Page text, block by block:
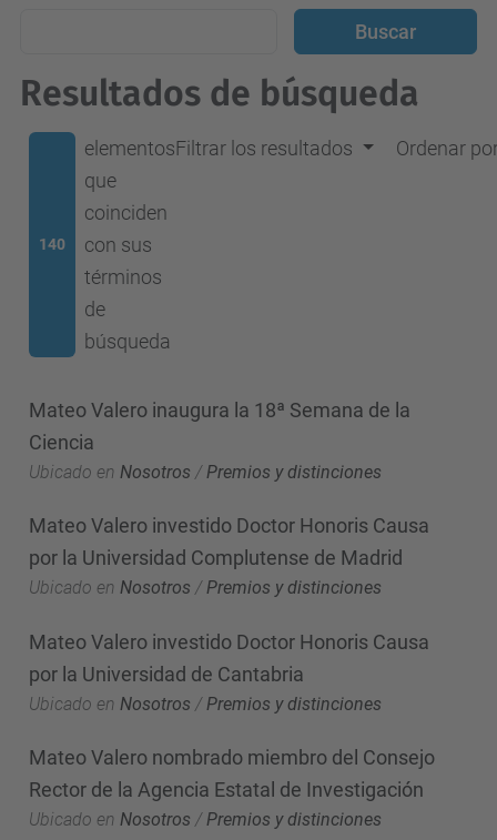
Resultados de búsqueda
140
elementos
que
coinciden
con sus
términos
de
búsqueda
Filtrar los resultados Ordenar
Mateo Valero inaugura la 18ª Semana de la
Ciencia
Ubicado en Nosotros / Premios y distinciones
Mateo Valero investido Doctor Honoris Causa
por la Universidad Complutense de Madrid
Ubicado en Nosotros /Premios y distinciones
Mateo Valero investido Doctor Honoris Causa
por la Universidad de Cantabria
Ubicado en Nosotros / Premios y distinciones
Mateo Valero nombrado miembro del Consejo
Rector de la Agencia Estatal de Investigación
Ubicado en Nosotros /Premios y distinciones